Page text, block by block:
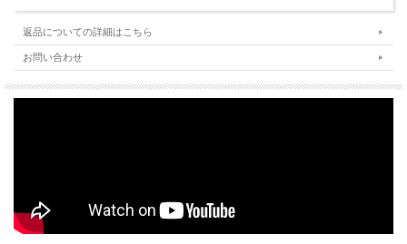
返品についての詳細はこちら
お問い合わせ